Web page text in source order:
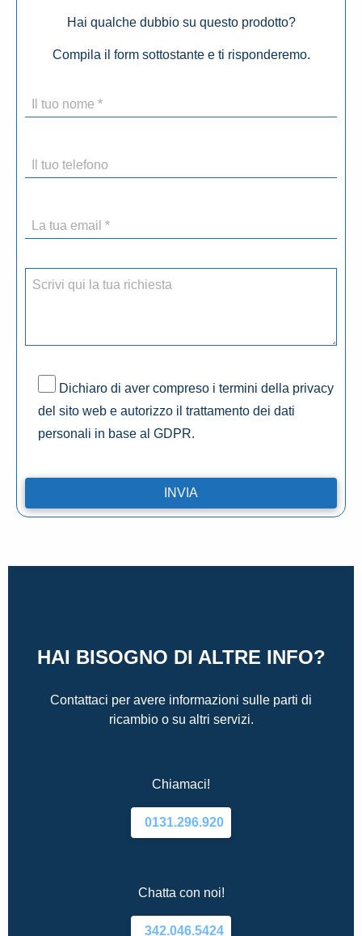
Hai qualche dubbio su questo prodotto?
Compila il form sottostante e ti risponderemo.
Dichiaro di aver compreso i termini della privacy
del sito web e autorizzo il trattamento dei dati
personali in base al GDPR.
HAI BISOGNO DI ALTRE INFO?
Contattaci per avere informazioni sulle parti di
ricambio o su altri servizi.
Chiamaci!
0131.296.920
Chatta con noi!
342.046.5424